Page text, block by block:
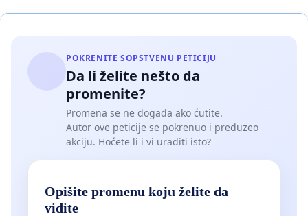
POKRENITE SOPSTVENU PETICIJU
Da li želite nešto da
promenite?
Promena se ne događa ako ćutite.
Autor ove peticije se pokrenuo i preduzeo
akciju. Hoćete li i vi uraditi isto?
Opišite promenu koju želite da
vidite